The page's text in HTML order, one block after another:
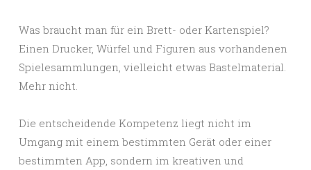
Was braucht man für ein Brett- oder Kartenspiel?
Einen Drucker, Würfel und Figuren aus vorhandenen
Spielesammlungen, vielleicht etwas Bastelmaterial.
Mehr nicht.
Die entscheidende Kompetenz liegt nicht im
Umgang mit einem bestimmten Gerät oder einer
bestimmten App, sondern im kreativen und